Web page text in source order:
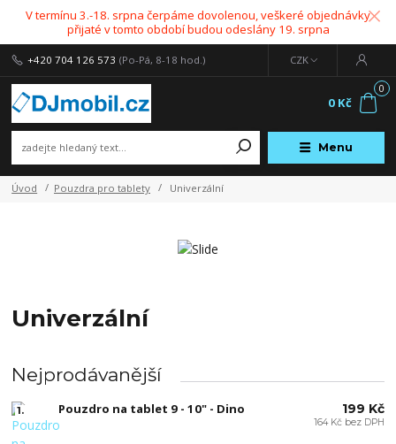
V termínu 3.-18. srpna čerpáme dovolenou, veškeré objednávky
přijaté v tomto období budou odeslány 19. srpna
Menu
CZK
+420 704 126 573 (Po-Pá, 8-18 hod.)
0
0 Kč
Úvod Pouzdra pro tablety Univerzální
Univerzální
Nejprodávanější
1. Pouzdro na tablet 9 - 10" - Dino 199 Kč
164 Kč bez DPH